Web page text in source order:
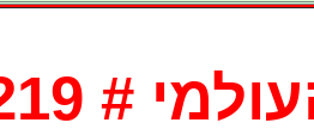
# 219